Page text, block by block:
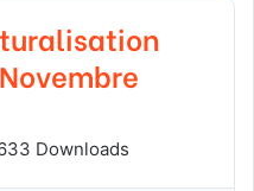
Downloads